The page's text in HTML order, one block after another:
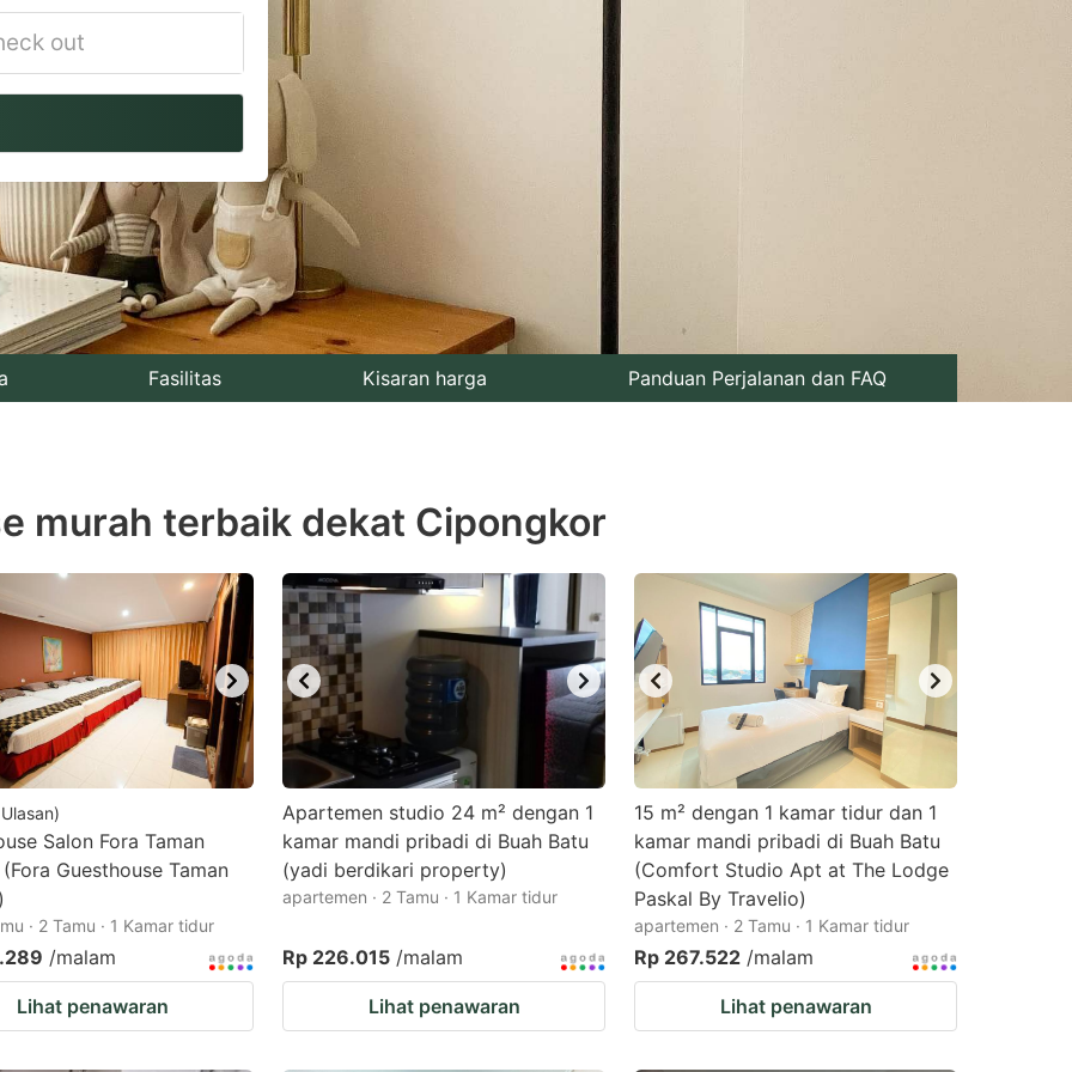
Fasilitas Kisaran harga Panduan Perjalanan dan FAQ
murah terbaik dekat Cipongkor
Ulasan)
Salon Fora Taman
Guesthouse Taman
· 2 Tamu · 1 Kamar tidur
/malam
Lihat penawaran
Apartemen studio 24 m² dengan 1
kamar mandi pribadi di Buah Batu
(yadi berdikari property)
apartemen · 2 Tamu · 1 Kamar tidur
Rp 226.015 /malam
Lihat penawaran
15 m² dengan 1 kamar tidur dan 1
kamar mandi pribadi di Buah Batu
(Comfort Studio Apt at The Lodge
Paskal By Travelio)
apartemen · 2 Tamu · 1 Kamar tidur
Rp 267.522 /malam
Lihat penawaran